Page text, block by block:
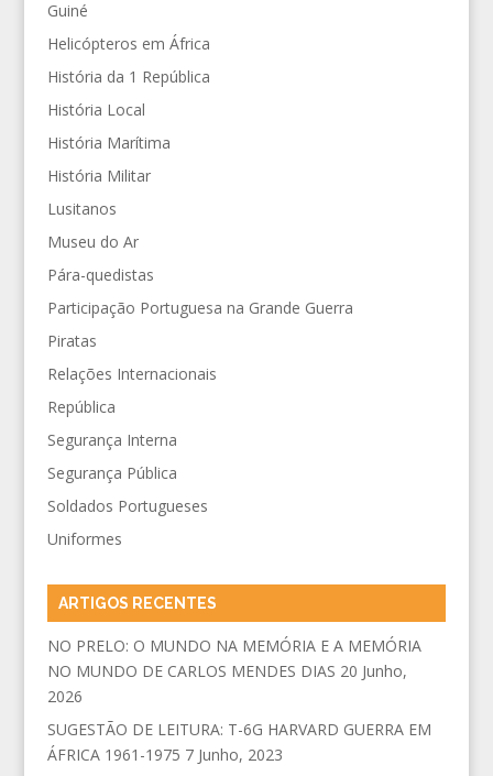
Guiné
Helicópteros em África
História da 1 República
História Local
História Marítima
História Militar
Lusitanos
Museu do Ar
Pára-quedistas
Participação Portuguesa na Grande Guerra
Piratas
Relações Internacionais
República
Segurança Interna
Segurança Pública
Soldados Portugueses
Uniformes
ARTIGOS RECENTES
NO PRELO: O MUNDO NA MEMÓRIA E A MEMÓRIA
NO MUNDO DE CARLOS MENDES DIAS 20 Junho,
2026
SUGESTÃO DE LEITURA: T-6G HARVARD GUERRA EM
ÁFRICA 1961-1975 7 Junho, 2023